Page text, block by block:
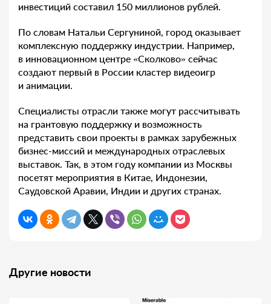
инвестиций составил 150 миллионов рублей.
По словам Натальи Сергуниной, город оказывает
комплексную поддержку индустрии. Например,
в инновационном центре «Сколково» сейчас
создают первый в России кластер видеоигр
и анимации.
Специалисты отрасли также могут рассчитывать
на грантовую поддержку и возможность
представить свои проекты в рамках зарубежных
бизнес-миссий и международных отраслевых
выставок. Так, в этом году компании из Москвы
посетят мероприятия в Китае, Индонезии,
Саудовской Аравии, Индии и других странах.
Другие новости